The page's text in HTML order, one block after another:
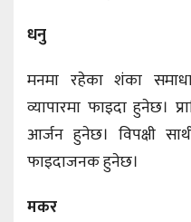
धनु
मनमा रहेका शंका
व्यापारमा फाइदा हुनेछ।
आर्जन हुनेछ। विपक्षी
फाइदाजनक हुनेछ।
मकर